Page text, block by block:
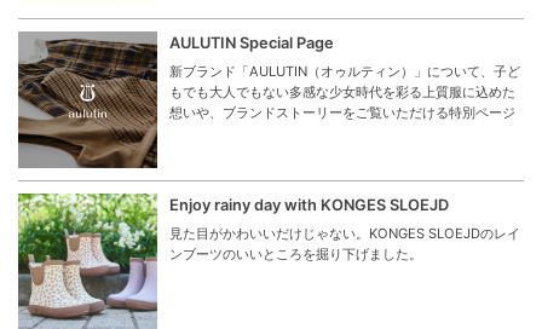
AULUTIN Special Page
新ブランド「AULUTIN（オゥルティン）」について、子ど
もでも大人でもない多感な少女時代を彩る上質服に込めた
想いや、ブランドストーリーをご覧いただける特別ページ
Enjoy rainy day with KONGES SLOEJD
見た目がかわいいだけじゃない。KONGES SLOEJDのレイ
ンブーツのいいところを掘り下げました。